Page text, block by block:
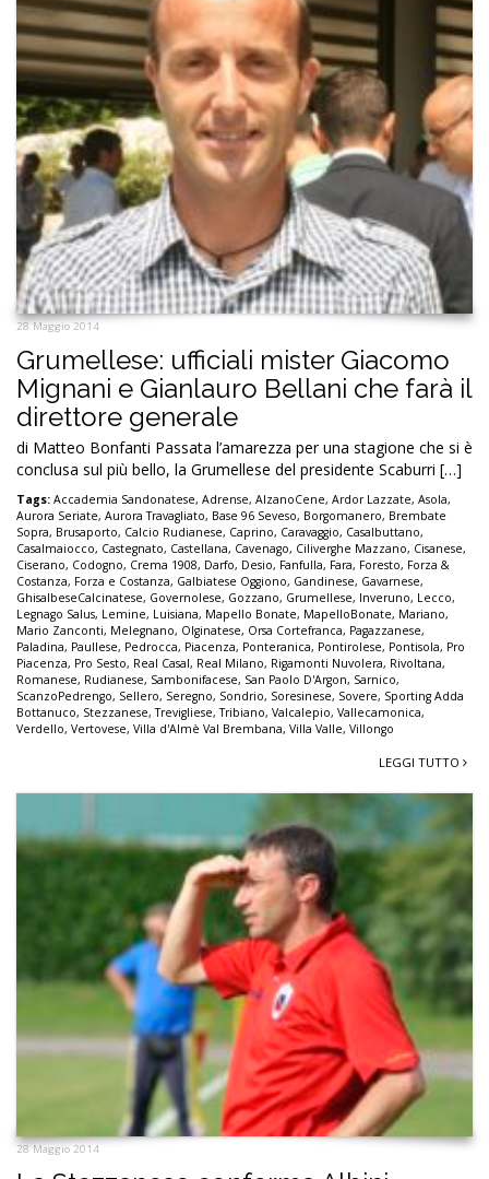
28 Maggio 2014
Grumellese: ufficiali mister Giacomo
Mignani e Gianlauro Bellani che farà il
direttore generale
di Matteo Bonfanti Passata l’amarezza per una stagione che si è
conclusa sul più bello, la Grumellese del presidente Scaburri […]
Tags: Accademia Sandonatese, Adrense, AlzanoCene, Ardor Lazzate, Asola,
Aurora Seriate, Aurora Travagliato, Base 96 Seveso, Borgomanero, Brembate
Sopra, Brusaporto, Calcio Rudianese, Caprino, Caravaggio, Casalbuttano,
Casalmaiocco, Castegnato, Castellana, Cavenago, Ciliverghe Mazzano, Cisanese,
Ciserano, Codogno, Crema 1908, Darfo, Desio, Fanfulla, Fara, Foresto, Forza &
Costanza, Forza e Costanza, Galbiatese Oggiono, Gandinese, Gavarnese,
GhisalbeseCalcinatese, Governolese, Gozzano, Grumellese, Inveruno, Lecco,
Legnago Salus, Lemine, Luisiana, Mapello Bonate, MapelloBonate, Mariano,
Mario Zanconti, Melegnano, Olginatese, Orsa Cortefranca, Pagazzanese,
Paladina, Paullese, Pedrocca, Piacenza, Ponteranica, Pontirolese, Pontisola, Pro
Piacenza, Pro Sesto, Real Casal, Real Milano, Rigamonti Nuvolera, Rivoltana,
Romanese, Rudianese, Sambonifacese, San Paolo D'Argon, Sarnico,
ScanzoPedrengo, Sellero, Seregno, Sondrio, Soresinese, Sovere, Sporting Adda
Bottanuco, Stezzanese,Trevigliese,Tribiano, Valcalepio, Vallecamonica,
Verdello, Vertovese, Villa d'Almè Val Brembana, Villa Valle, Villongo
LEGGI TUTTO
28 Maggio 2014